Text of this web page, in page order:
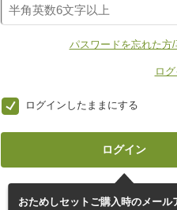
パスワードを忘れた方
ロ
ログインしたままにする
おためしセットご購入時のメール